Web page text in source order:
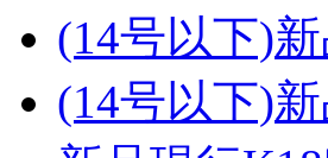
(14号以下)
(14号以下)